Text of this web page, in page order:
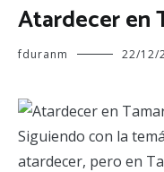
Atardecer en
fduranm 22/12/
Siguiendo con la
atardecer, pero en